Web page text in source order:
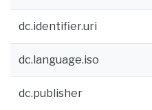
dc.identifier.uri
dc.language.iso
dc.publisher